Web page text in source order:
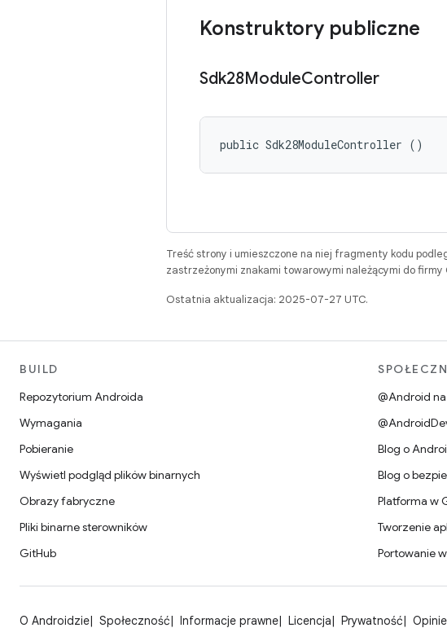
Konstruktory publiczne
Sdk28ModuleController
public Sdk28ModuleController ()
Treść strony i umieszczone na niej fragmenty kodu
zastrzeżonymi znakami towarowymi należącymi do
Ostatnia aktualizacja: 2025-07-27 UTC.
BUILD
Repozytorium Androida
Wymagania
Pobieranie
Wyświetl podgląd plików binarnych
Obrazy fabryczne
Pliki binarne sterowników
GitHub
@Android
Blog o
Blog o
Platforma w
Tworzenie
Portowanie
O Androidzie Społeczność Informacje prawne Licencja Prywatność